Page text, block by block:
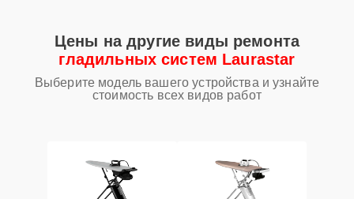
Цены на другие виды ремонта
гладильных систем Laurastar
Выберите модель вашего устройства и узнайте
стоимость всех видов работ